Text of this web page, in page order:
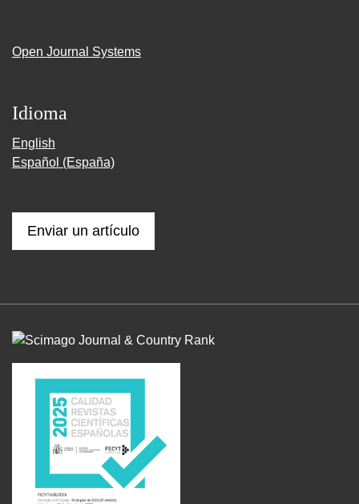
Open Journal Systems
Idioma
English
Español (España)
Enviar un artículo